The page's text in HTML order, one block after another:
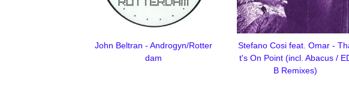
John Beltran - Androgyn/Rotter
dam
Stefano Cosi feat. Omar -
t's On Point (incl. Abacus /
B Remixes)